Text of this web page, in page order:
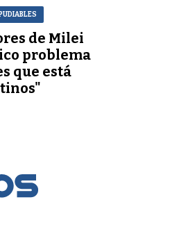
de Milei
problema
que está